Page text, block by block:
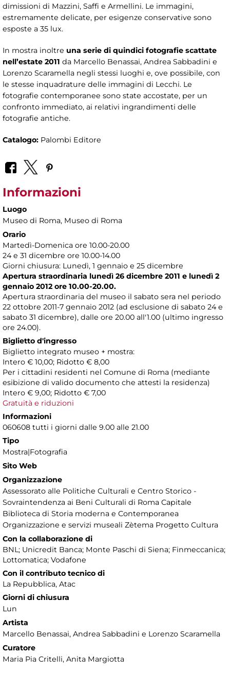
dimissioni di Mazzini, Saffi e Armellini. Le immagini,
estremamente delicate, per esigenze conservative sono
esposte a 35 lux.
In mostra inoltre una serie di quindici fotografie scattate
nell’estate 2011 da Marcello Benassai, Andrea Sabbadini e
Lorenzo Scaramella negli stessi luoghi e, ove possibile, con
le stesse inquadrature delle immagini di Lecchi. Le
fotografie contemporanee sono state accostate, per un
confronto immediato, ai relativi ingrandimenti delle
fotografie antiche.
Catalogo: Palombi Editore
Informazioni
Luogo
Museo di Roma, Museo di Roma
Orario
Martedì-Domenica ore 10.00-20.00
24 e 31 dicembre ore 10.00-14.00
Giorni chiusura: Lunedì, 1 gennaio e 25 dicembre
Apertura straordinaria lunedì 26 dicembre 2011 e lunedì 2
gennaio 2012 ore 10.00-20.00.
Apertura straordinaria del museo il sabato sera nel periodo
22 ottobre 2011-7 gennaio 2012 (ad esclusione di sabato 24 e
sabato 31 dicembre), dalle ore 20.00 all'1.00 (ultimo ingresso
ore 24.00).
Biglietto d'ingresso
Biglietto integrato museo + mostra:
Intero € 10,00; Ridotto € 8,00
Per i cittadini residenti nel Comune di Roma (mediante
esibizione di valido documento che attesti la residenza)
Intero € 9,00; Ridotto € 7,00
Gratuità e riduzioni
Informazioni
060608 tutti i giorni dalle 9.00 alle 21.00
Tipo
Mostra|Fotografia
Sito Web
Organizzazione
Assessorato alle Politiche Culturali e Centro Storico -
Sovraintendenza ai Beni Culturali di Roma Capitale
Biblioteca di Storia moderna e Contemporanea
Organizzazione e servizi museali Zètema Progetto Cultura
Con la collaborazione di
BNL; Unicredit Banca; Monte Paschi di Siena; Finmeccanica;
Lottomatica; Vodafone
Con il contributo tecnico di
La Repubblica, Atac
Giorni di chiusura
Lun
Artista
Marcello Benassai, Andrea Sabbadini e Lorenzo Scaramella
Curatore
Maria Pia Critelli, Anita Margiotta